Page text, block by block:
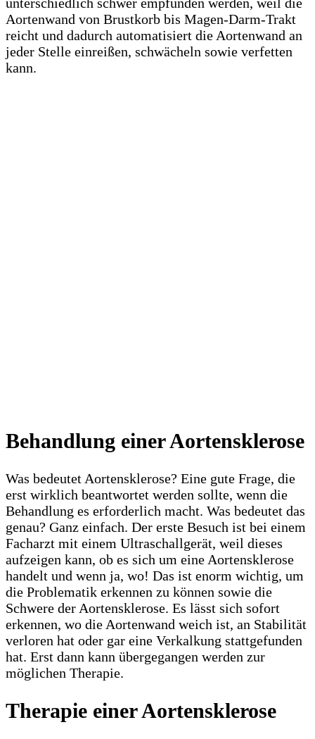
Aortenwand von Brustkorb bis Magen-Darm-Trakt
reicht und dadurch automatisiert die Aortenwand an
jeder Stelle einreißen, schwächeln sowie verfetten
kann.
Behandlung einer Aortensklerose
Was bedeutet Aortensklerose? Eine gute Frage, die
erst wirklich beantwortet werden sollte, wenn die
Behandlung es erforderlich macht. Was bedeutet das
genau? Ganz einfach. Der erste Besuch ist bei einem
Facharzt mit einem Ultraschallgerät, weil dieses
aufzeigen kann, ob es sich um eine Aortensklerose
handelt und wenn ja, wo! Das ist enorm wichtig, um
die Problematik erkennen zu können sowie die
Schwere der Aortensklerose. Es lässt sich sofort
erkennen, wo die Aortenwand weich ist, an Stabilität
verloren hat oder gar eine Verkalkung stattgefunden
hat. Erst dann kann übergegangen werden zur
möglichen Therapie.
Therapie einer Aortensklerose